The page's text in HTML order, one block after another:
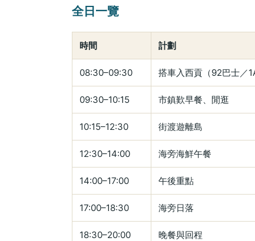
全日一覽
時間 計劃
08:30–09:30 搭車入西貢（92巴士／
09:30–10:15 市鎮歎早餐、閒逛
10:15–12:30 街渡遊離島
12:30–14:00 海旁海鮮午餐
14:00–17:00 午後重點
17:00–18:30 海旁日落
18:30–20:00 晚餐與回程